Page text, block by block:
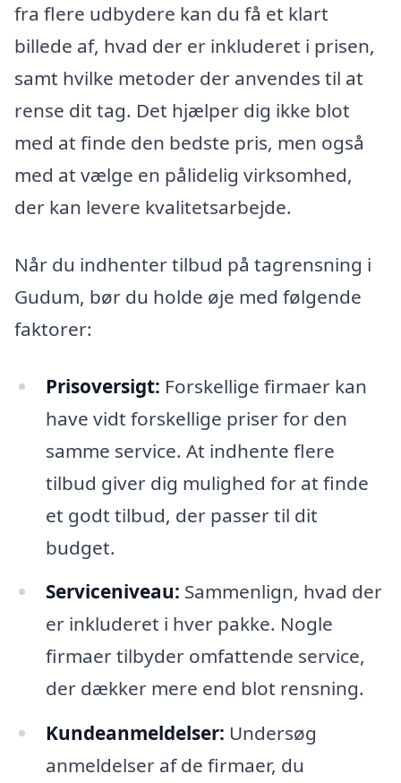
fra flere udbydere kan du få et klart
billede af, hvad der er inkluderet i prisen,
samt hvilke metoder der anvendes til at
rense dit tag. Det hjælper dig ikke blot
med at finde den bedste pris, men også
med at vælge en pålidelig virksomhed,
der kan levere kvalitetsarbejde.
Når du indhenter tilbud på tagrensning i
Gudum, bør du holde øje med følgende
faktorer:
Prisoversigt: Forskellige firmaer kan
have vidt forskellige priser for den
samme service. At indhente flere
tilbud giver dig mulighed for at finde
et godt tilbud, der passer til dit
budget.
Serviceniveau: Sammenlign, hvad der
er inkluderet i hver pakke. Nogle
firmaer tilbyder omfattende service,
der dækker mere end blot rensning.
Kundeanmeldelser: Undersøg
anmeldelser af de firmaer, du